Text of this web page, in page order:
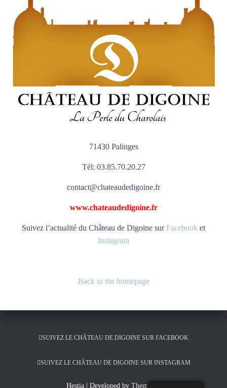
71430 Palinges
Tél: 03.85.70.20.27
contact@chateaudedigoine.fr
www.chateaudedigoine.fr
Suivez l’actualité du Château de Digoine surFacebook et
Instagram
Back to the homepage
SUIVEZ LE CHÂTEAU DE DIGOINE SUR FACEBOOK
SUIVEZ LE CHÂTEAU DE DIGOINE SUR INSTAGRAM
Hestia | Developed by ThemeIsle